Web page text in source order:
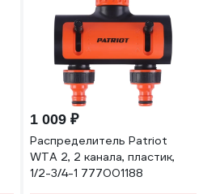
1 009 ₽
Распределитель Patriot
WTA 2, 2 канала, пластик,
1/2-3/4-1 777001188